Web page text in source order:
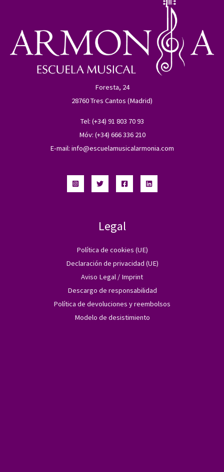
Foresta, 24
28760 Tres Cantos (Madrid)
Tel: (+34) 91 803 70 93
Móv: (+34) 666 336 210
E-mail: info@escuelamusicalarmonia.com
Legal
Política de cookies (UE)
Declaración de privacidad (UE)
Aviso Legal / Imprint
Descargo de responsabilidad
Política de devoluciones y reembolsos
Modelo de desistimiento